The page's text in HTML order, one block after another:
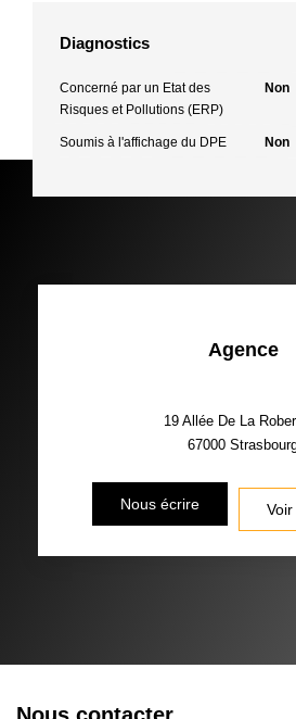
Diagnostics
Concerné par un Etat des
Risques et Pollutions (ERP)
Non
Soumis à l'affichage du DPE Non
Agence
19 Allée De La
67000
Nous écrire
Nous contacter